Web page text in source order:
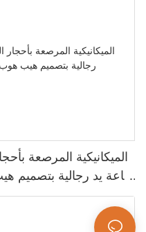
ساعة يد رجالية بتصميم